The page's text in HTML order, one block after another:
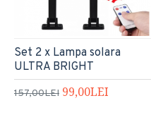
Set 2 x Lampa solara
ULTRA BRIGHT
157,00LEI 99,00LEI